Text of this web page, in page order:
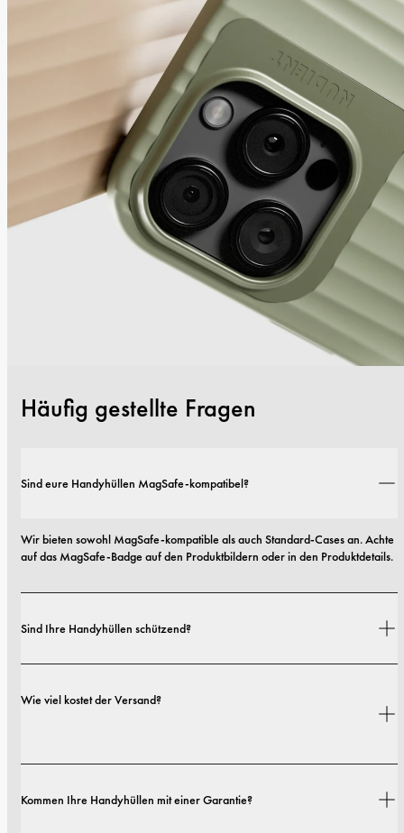
Häufig gestellte Fragen
Sind eure Handyhüllen MagSafe-kompatibel?
Wir bieten sowohl MagSafe-kompatible als auch Standard-Cases an. Achte
auf das MagSafe-Badge auf den Produktbildern oder in den Produktdetails.
Sind Ihre Handyhüllen schützend?
Optionen von schlanken Profilen bis hin zu besonders robusten
Wie viel kostet der Versand?
Details findest du in unserer Versandrichtlinie.
Kommen Ihre Handyhüllen mit einer Garantie?